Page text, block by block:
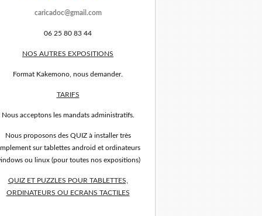
caricadoc@gmail.com
06 25 80 83 44
NOS AUTRES EXPOSITIONS
Format Kakemono, nous demander.
TARIFS
Nous acceptons les mandats administratifs.
Nous proposons des QUIZ à installer très
sur tablettes android et ordinateurs
ou linux (pour toutes nos expositions)
QUIZ ET PUZZLES POUR TABLETTES,
ORDINATEURS OU ECRANS TACTILES